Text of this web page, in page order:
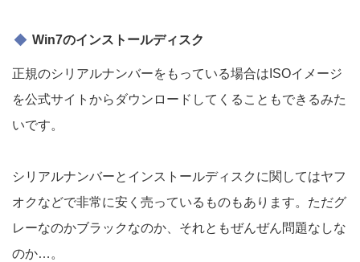
Win7のインストールディスク
正規のシリアルナンバーをもっている場合はISOイメージ
を公式サイトからダウンロードしてくることもできるみた
いです。
シリアルナンバーとインストールディスクに関してはヤフ
オクなどで非常に安く売っているものもあります。ただグ
レーなのかブラックなのか、それともぜんぜん問題なしな
のか…。